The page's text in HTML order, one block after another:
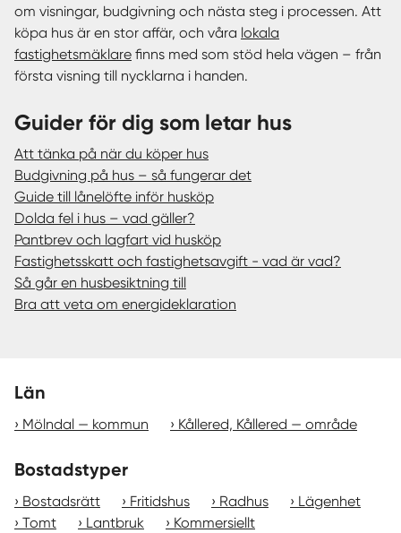
om visningar, budgivning och nästa steg i processen. Att
köpa hus är en stor affär, och våra lokala
fastighetsmäklare finns med som stöd hela vägen – från
första visning till nycklarna i handen.
Guider för dig som letar hus
Att tänka på när du köper hus
Budgivning på hus – så fungerar det
Guide till lånelöfte inför husköp
Dolda fel i hus – vad gäller?
Pantbrev och lagfart vid husköp
Fastighetsskatt och fastighetsavgift - vad är vad?
Så går en husbesiktning till
Bra att veta om energideklaration
Län
Mölndal — kommun Kållered, Kållered — område
Bostadstyper
Bostadsrätt Fritidshus Radhus
Lägenhet
Tomt
Lantbruk
Kommersiellt